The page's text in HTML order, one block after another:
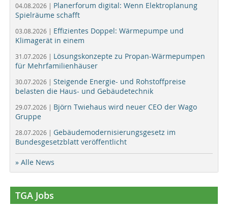
04.08.2026 | Planerforum digital: Wenn Elektroplanung
Spielräume schafft
03.08.2026 | Effizientes Doppel: Wärmepumpe und
Klimagerät in einem
31.07.2026 | Lösungskonzepte zu Propan-Wärmepumpen
für Mehrfamilienhäuser
30.07.2026 | Steigende Energie- und Rohstoffpreise
belasten die Haus- und Gebäudetechnik
29.07.2026 | Björn Twiehaus wird neuer CEO der Wago
Gruppe
28.07.2026 | Gebäudemodernisierungsgesetz im
Bundesgesetzblatt veröffentlicht
» Alle News
TGA Jobs